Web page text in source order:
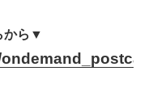
から▼